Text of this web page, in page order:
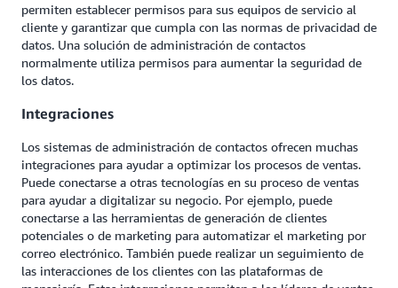
permiten establecer permisos para sus equipos de servicio al
cliente y garantizar que cumpla con las normas de privacidad de
datos. Una solución de administración de contactos
normalmente utiliza permisos para aumentar la seguridad de
los datos.
Integraciones
Los sistemas de administración de contactos ofrecen muchas
integraciones para ayudar a optimizar los procesos de ventas.
Puede conectarse a otras tecnologías en su proceso de ventas
para ayudar a digitalizar su negocio. Por ejemplo, puede
conectarse a las herramientas de generación de clientes
potenciales o de marketing para automatizar el marketing por
correo electrónico. También puede realizar un seguimiento de
las interacciones de los clientes con las plataformas de